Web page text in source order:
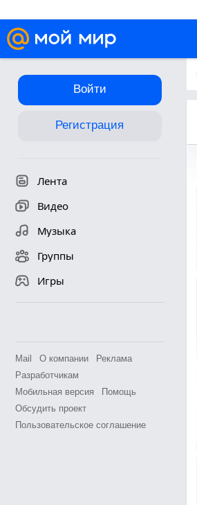
Войти
Регистрация
Лента
Видео
Музыка
Группы
Игры
Mail О компании
Реклама
Разработчикам
Мобильная версия
Помощь
Обсудить проект
Пользовательское соглашение